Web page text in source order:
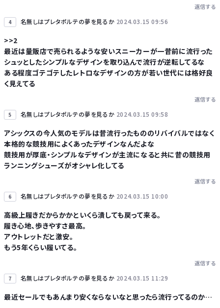
返信する
4 名無しはプレタポルテの夢を見るか 2024.03.15 09:56
>>2
最近は量販店で売られるような安いスニーカーが一昔前に流行った
シュッとしたシンプルなデザインを取り込んで流行が逆転してるな
ある程度ゴテゴテしたレトロなデザインの方が若い世代には格好良
く見えてる
返信する
5 名無しはプレタポルテの夢を見るか 2024.03.15 09:58
アシックスの今人気のモデルは昔流行ったもののリバイバルではなく
本格的な競技用によくあったデザインなんだよな
競技用が厚底・シンプルなデザインが主流になると共に昔の競技用
ランニングシューズがオシャレ化してる
返信する
6 名無しはプレタポルテの夢を見るか 2024.03.15 10:00
高級上履きだからかかといくら潰しても戻って来る。
履き心地、歩きやすさ最高。
アウトレットだと激安。
もう5年くらい履いてる。
返信する
7 名無しはプレタポルテの夢を見るか 2024.03.15 11:29
最近セールでもあんまり安くならないなと思ったら流行ってるのか…